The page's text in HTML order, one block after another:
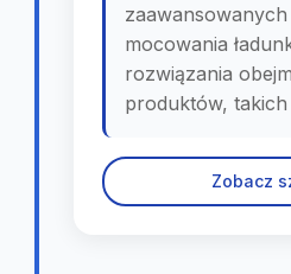
mocowania
rozwiązania
produktów, takich
Zobacz